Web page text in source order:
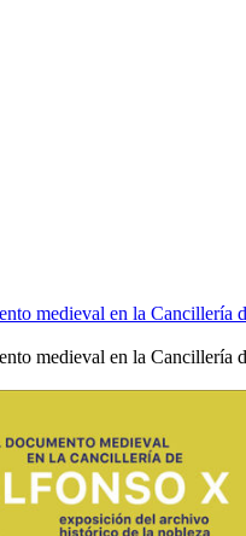
medieval en la Cancillería
medieval en la Cancillería